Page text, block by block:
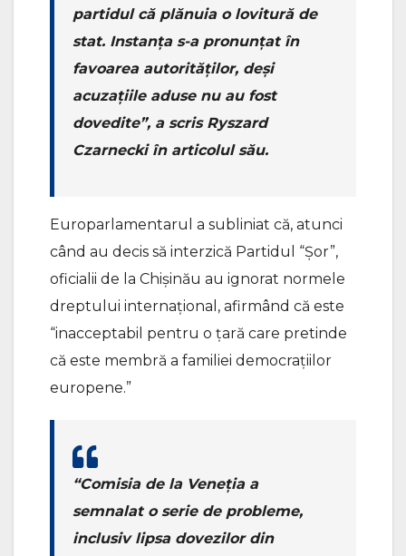
partidul că plănuia o lovitură de
stat. Instanța s-a pronunțat în
favoarea autorităților, deși
acuzațiile aduse nu au fost
dovedite”, a scris Ryszard
Czarnecki în articolul său.
Europarlamentarul a subliniat că, atunci
când au decis să interzică Partidul “Șor”,
oficialii de la Chișinău au ignorat normele
dreptului internațional, afirmând că este
“inacceptabil pentru o țară care pretinde
că este membră a familiei democrațiilor
europene.”
“Comisia de la Veneția a
semnalat o serie de probleme,
inclusiv lipsa dovezilor din